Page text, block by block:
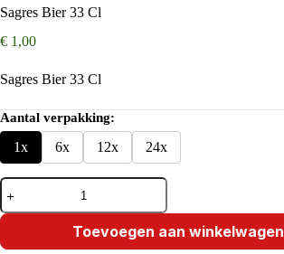
Sagres Bier 33 Cl
€ 1,00
Sagres Bier 33 Cl
Aantal verpakking:
1x 6x 12x 24x
Sagres
Bier
33
aantal
Toevoegen aan winkelwagen